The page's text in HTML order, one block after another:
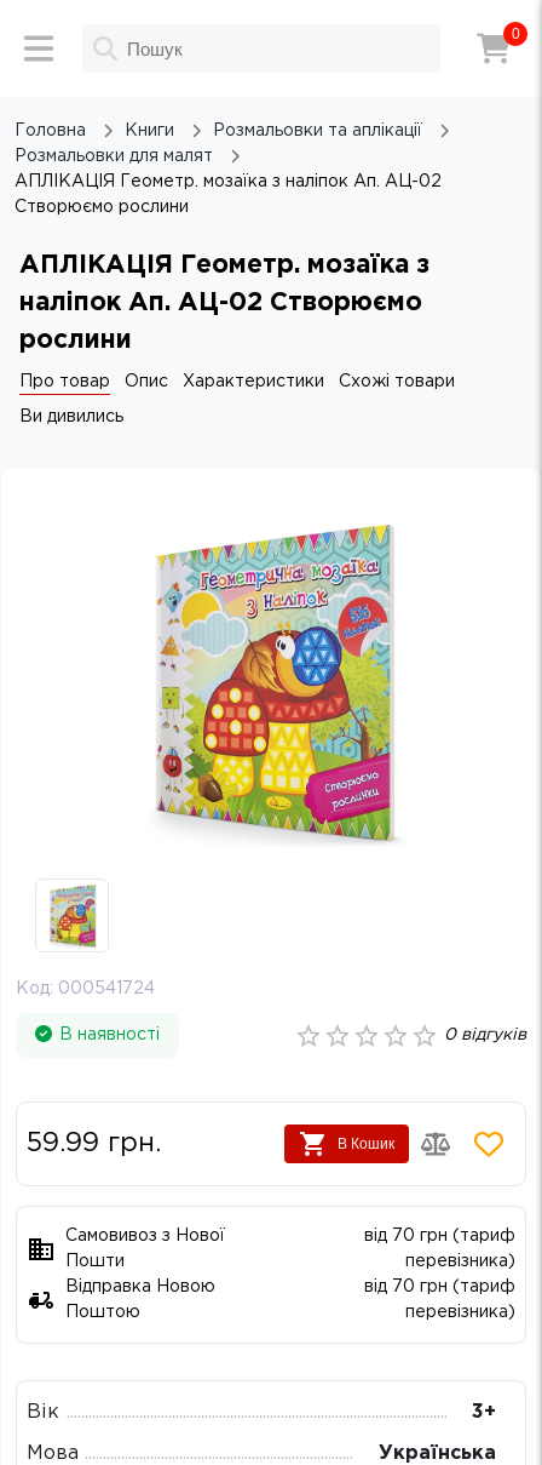
0
Головна Книги
Розмальовки та аплікації
Розмальовки для малят
АПЛІКАЦІЯ Геометр. мозаїка з наліпок Ап. АЦ-02
Створюємо рослини
АПЛІКАЦІЯ Геометр. мозаїка з
наліпок Ап. АЦ-02 Створюємо
рослини
Про товар Опис Характеристики Схожі товари
Ви дивились
Код: 000541724
В наявності 0відгуків
59.99 грн. В Кошик
Самовивоз з Нової
Пошти
від 70 грн (тариф
перевізника)
Відправка Новою
Поштою
від 70 грн (тариф
перевізника)
Вік 3+
Мова Українська